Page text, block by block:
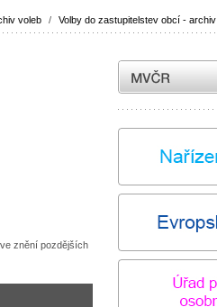
voleb / Volby do zastupitelstev obcí - archiv
znění pozdějších
MVČR